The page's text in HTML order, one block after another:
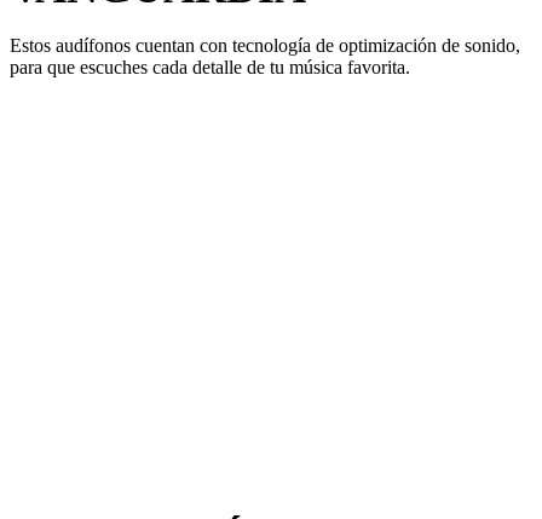
Estos audífonos cuentan con tecnología de optimización de sonido,
para que escuches cada detalle de tu música favorita.